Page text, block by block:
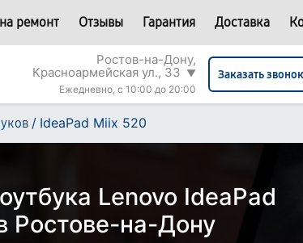
ремонт Отзывы Гарантия Доставка
Ростов-на-Дону,
Красноармейская ул., 33 ▼
Ежедневно, с 10:00 до 20:00
Заказать звонок
/ IdeaPad Miix 520
Lenovo IdeaPad
Ростове-на-Дону